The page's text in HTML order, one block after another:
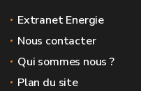
Extranet Energie
Nous contacter
Qui sommes nous ?
Plan du site